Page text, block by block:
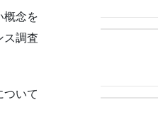
概念を
ス調査
いて